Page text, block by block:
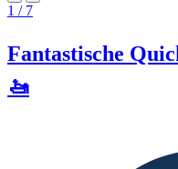
1 / 7
Fantastische
🚤